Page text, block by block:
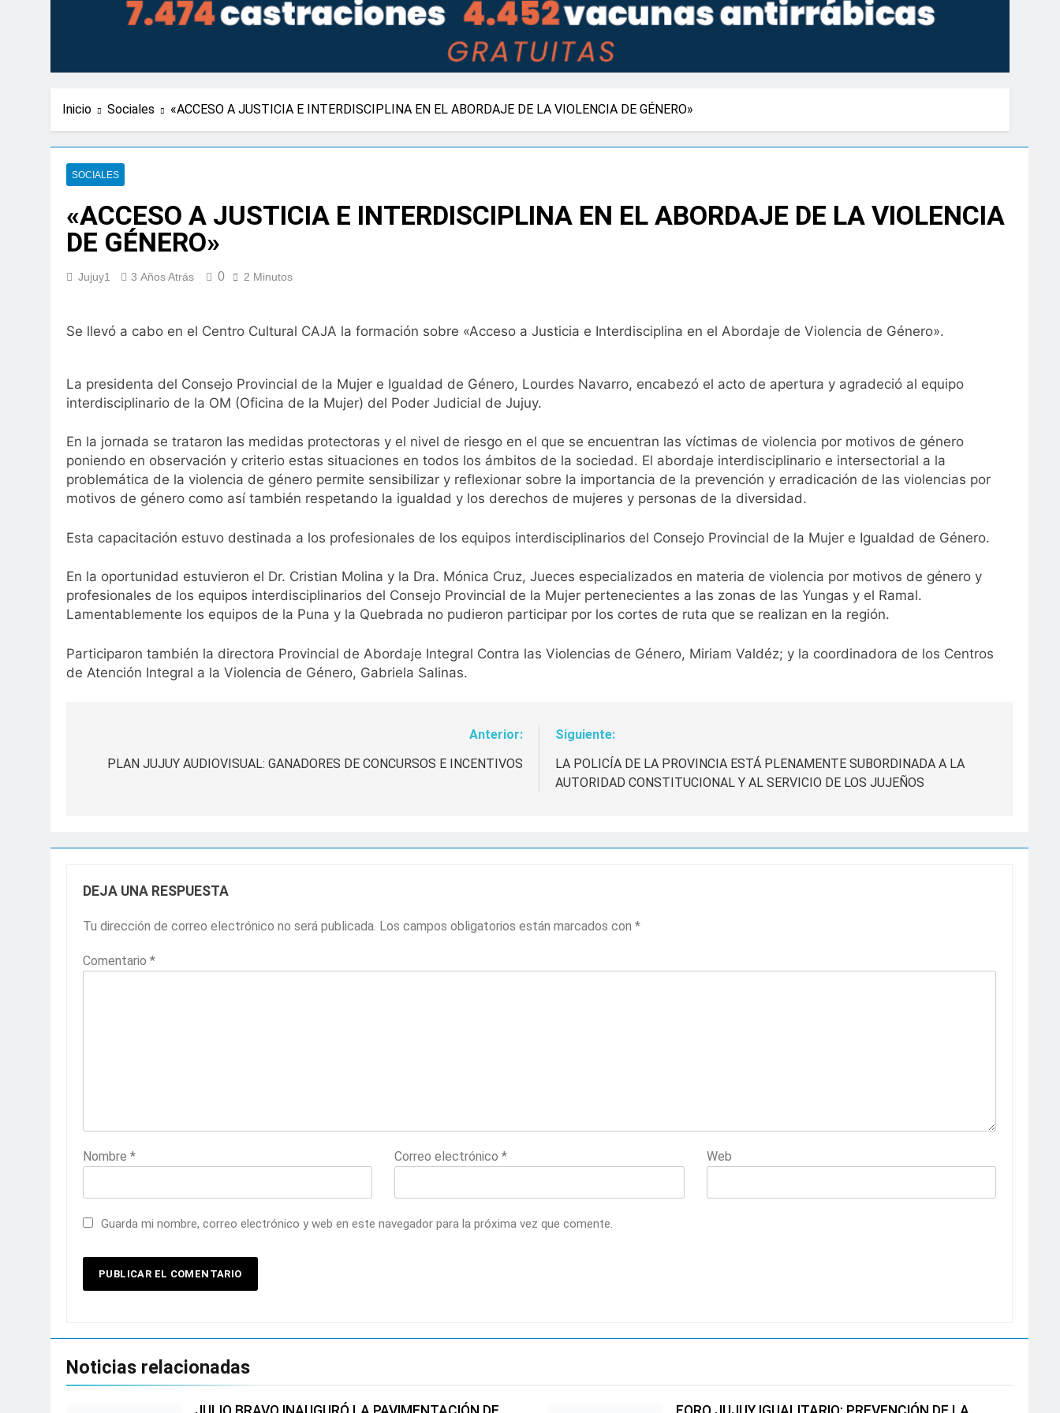
Inicio Sociales «ACCESO A JUSTICIA E INTERDISCIPLINA EN EL ABORDAJE DE LA VIOLENCIA DE GÉNERO»
SOCIALES
«ACCESO A JUSTICIA E INTERDISCIPLINA EN EL ABORDAJE DE LA VIOLENCIA
DE GÉNERO»
Jujuy1 3 Años Atrás 0 2 Minutos
Se llevó a cabo en el Centro Cultural CAJA la formación sobre «Acceso a Justicia e Interdisciplina en el Abordaje de Violencia de Género».
La presidenta del Consejo Provincial de la Mujer e Igualdad de Género, Lourdes Navarro, encabezó el acto de apertura y agradeció al equipo
interdisciplinario de la OM (Oficina de la Mujer) del Poder Judicial de Jujuy.
En la jornada se trataron las medidas protectoras y el nivel de riesgo en el que se encuentran las víctimas de violencia por motivos de género
poniendo en observación y criterio estas situaciones en todos los ámbitos de la sociedad. El abordaje interdisciplinario e intersectorial a la
problemática de la violencia de género permite sensibilizar y reflexionar sobre la importancia de la prevención y erradicación de las violencias por
motivos de género como así también respetando la igualdad y los derechos de mujeres y personas de la diversidad.
Esta capacitación estuvo destinada a los profesionales de los equipos interdisciplinarios del Consejo Provincial de la Mujer e Igualdad de Género.
En la oportunidad estuvieron el Dr. Cristian Molina y la Dra. Mónica Cruz, Jueces especializados en materia de violencia por motivos de género y
profesionales de los equipos interdisciplinarios del Consejo Provincial de la Mujer pertenecientes a las zonas de las Yungas y el Ramal.
Lamentablemente los equipos de la Puna y la Quebrada no pudieron participar por los cortes de ruta que se realizan en la región.
Participaron también la directora Provincial de Abordaje Integral Contra las Violencias de Género, Miriam Valdéz; y la coordinadora de los Centros
de Atención Integral a la Violencia de Género, Gabriela Salinas.
Anterior:
PLAN JUJUY AUDIOVISUAL: GANADORES DE CONCURSOS E INCENTIVOS
Siguiente:
LA POLICÍA DE LA PROVINCIA ESTÁ PLENAMENTE SUBORDINADA A LA
AUTORIDAD CONSTITUCIONAL Y AL SERVICIO DE LOS JUJEÑOS
DEJA UNA RESPUESTA
Tu dirección de correo electrónico no será publicada. Los campos obligatorios están marcados con *
Comentario *
Nombre * Correo electrónico* Web
Guarda mi nombre, correo electrónico y web en este navegador para la próxima vez que comente.
Noticias relacionadas